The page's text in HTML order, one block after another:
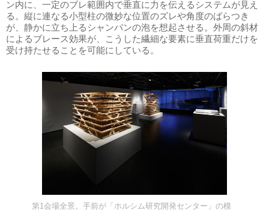
ン内に、一定のブレ範囲内で垂直に力を伝えるシステムが見え
る。縦に連なる小型柱の微妙な位置のズレや角度のばらつき
が、静かに立ち上るシャンパンの泡を想起させる。外周の斜材
によるブレース効果が、こうした繊細な要素に垂直荷重だけを
受け持たせることを可能にしている。
第1会場全景。手前が「ホルシム研究開発センター」の模